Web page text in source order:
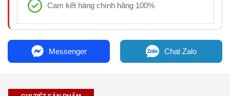
Cam kết hàng chính hãng 100%
Messenger Chat Zalo